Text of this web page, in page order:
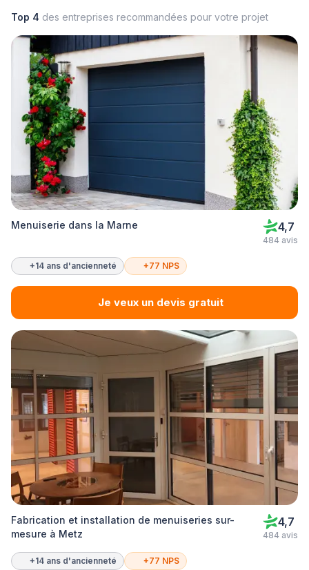
Top 4 des entreprises recommandées pour votre projet
Menuiserie dans la Marne 4,7
484 avis
+14 ans d'ancienneté +77 NPS
Je veux un devis gratuit
Fabrication et installation de menuiseries sur-
mesure à Metz
4,7
484 avis
+14 ans d'ancienneté +77 NPS